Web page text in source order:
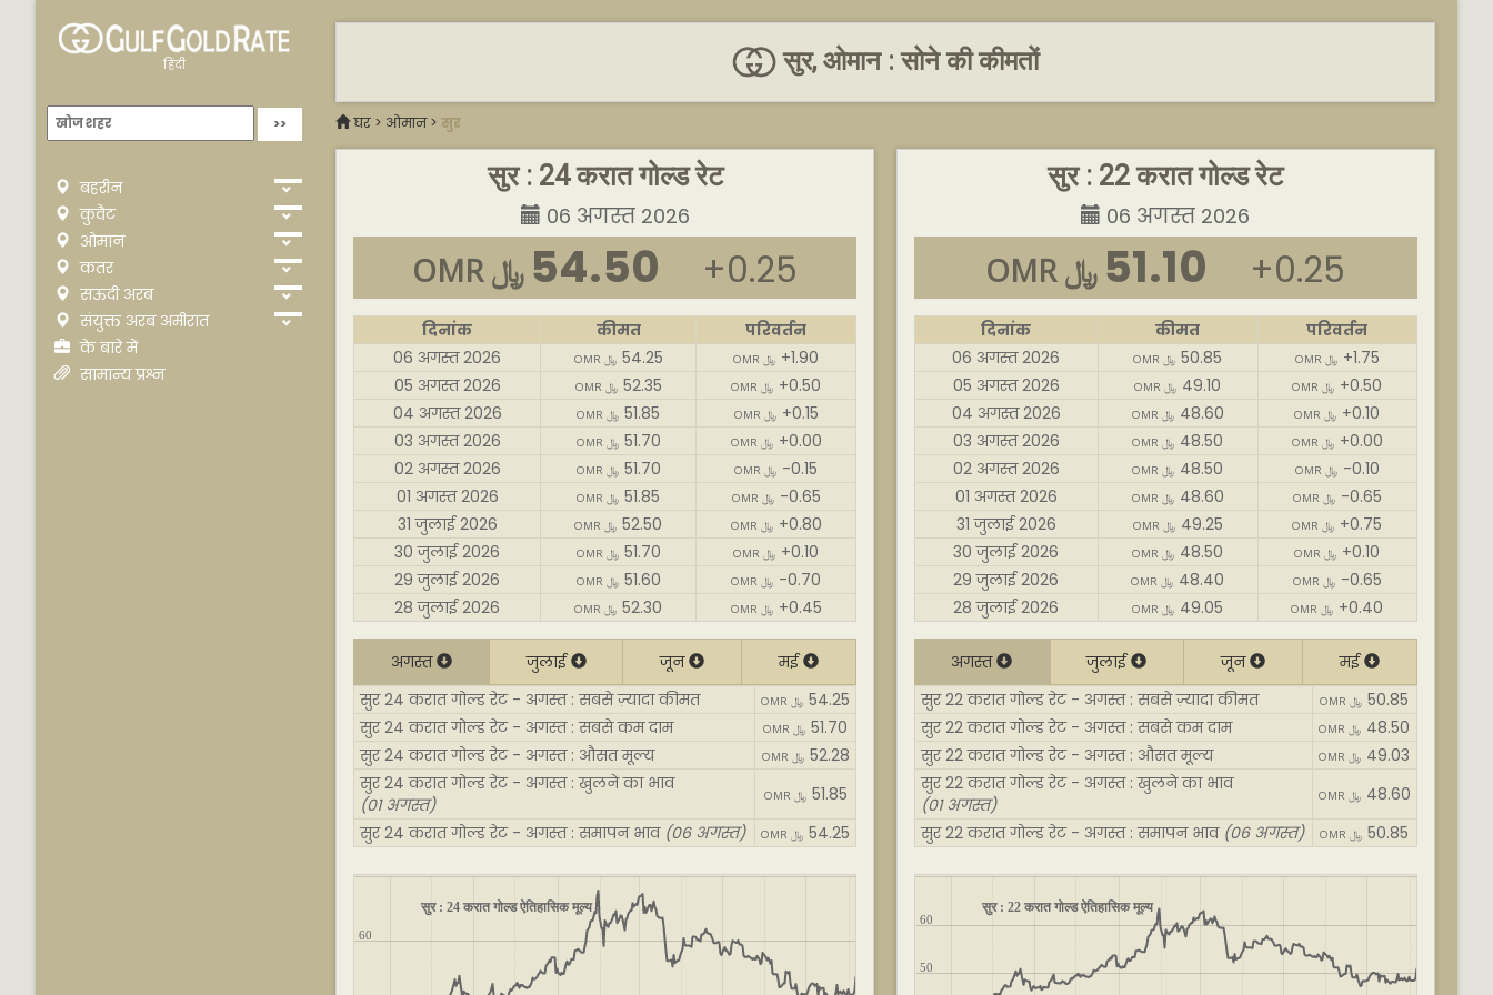
हिंदी
बहरीन
कुवैट
ओमान
कतर
सऊदी अरब
संयुक्त अरब अमीरात
के बारे में
सामान्य प्रश्न
सुर, ओमान : सोने की कीमतों
घर > ओमान> सुर
सुर : 24 करात गोल्ड रेट
06 अगस्त 2026
OMR ﷼ 54.50 +0.25
दिनांक कीमत
परिवर्तन
06 अगस्त 2026
OMR ﷼ 54.25 OMR ﷼ +1.90
05 अगस्त 2026
OMR ﷼ 52.35 OMR ﷼ +0.50
04 अगस्त 2026
OMR ﷼ 51.85 OMR ﷼ +0.15
03 अगस्त 2026
OMR ﷼ 51.70 OMR ﷼ +0.00
02 अगस्त 2026
OMR ﷼ 51.70 OMR ﷼ -0.15
01 अगस्त 2026
OMR ﷼ 51.85 OMR ﷼ -0.65
31 जुलाई 2026
OMR ﷼ 52.50 OMR ﷼ +0.80
30 जुलाई 2026
OMR ﷼ 51.70 OMR ﷼ +0.10
29 जुलाई 2026
OMR ﷼ 51.60 OMR ﷼ -0.70
28 जुलाई 2026
OMR ﷼ 52.30 OMR ﷼ +0.45
अगस्त जुलाई जून
मई
सुर 24 करात गोल्ड रेट - अगस्त : सबसे ज़्यादा कीमत
OMR ﷼ 54.25
सुर 24 करात गोल्ड रेट - अगस्त : सबसे कम दाम
OMR ﷼ 51.70
सुर 24 करात गोल्ड रेट - अगस्त : औसत मूल्य
OMR ﷼ 52.28
सुर 24 करात गोल्ड रेट - अगस्त : खुलने का भाव
(01 अगस्त)
OMR ﷼ 51.85
सुर 24 करात गोल्ड रेट - अगस्त : समापन भाव (06 अगस्त) OMR ﷼ 54.25
सुर : 24 करात गोल्ड ऐतिहासिक मूल्य
60
सुर : 22 करात गोल्ड रेट
06 अगस्त 2026
OMR ﷼ 51.10 +0.25
दिनांक कीमत
परिवर्तन
06 अगस्त 2026
OMR ﷼ 50.85 OMR ﷼ +1.75
05 अगस्त 2026
OMR ﷼ 49.10 OMR ﷼ +0.50
04 अगस्त 2026
OMR ﷼ 48.60 OMR ﷼ +0.10
03 अगस्त 2026
OMR ﷼ 48.50 OMR ﷼ +0.00
02 अगस्त 2026
OMR ﷼ 48.50 OMR ﷼ -0.10
01 अगस्त 2026
OMR ﷼ 48.60 OMR ﷼ -0.65
31 जुलाई 2026
OMR ﷼ 49.25 OMR ﷼ +0.75
30 जुलाई 2026
OMR ﷼ 48.50 OMR ﷼ +0.10
29 जुलाई 2026
OMR ﷼ 48.40 OMR ﷼ -0.65
28 जुलाई 2026
OMR ﷼ 49.05 OMR ﷼ +0.40
अगस्त जुलाई जून
मई
सुर 22 करात गोल्ड रेट - अगस्त : सबसे ज़्यादा कीमत
OMR ﷼ 50.85
सुर 22 करात गोल्ड रेट - अगस्त : सबसे कम दाम
OMR ﷼ 48.50
सुर 22 करात गोल्ड रेट - अगस्त : औसत मूल्य
OMR ﷼ 49.03
सुर 22 करात गोल्ड रेट - अगस्त : खुलने का भाव
(01 अगस्त)
OMR ﷼ 48.60
सुर 22 करात गोल्ड रेट - अगस्त : समापन भाव (06 अगस्त) OMR ﷼ 50.85
सुर : 22 करात गोल्ड ऐतिहासिक मूल्य
50
60